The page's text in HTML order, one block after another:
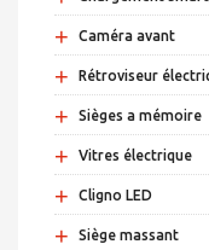
+ Caméra avant
+ Rétroviseur
+ Sièges a mémoire
+ Vitres électrique
+ Cligno LED
+ Siège massant